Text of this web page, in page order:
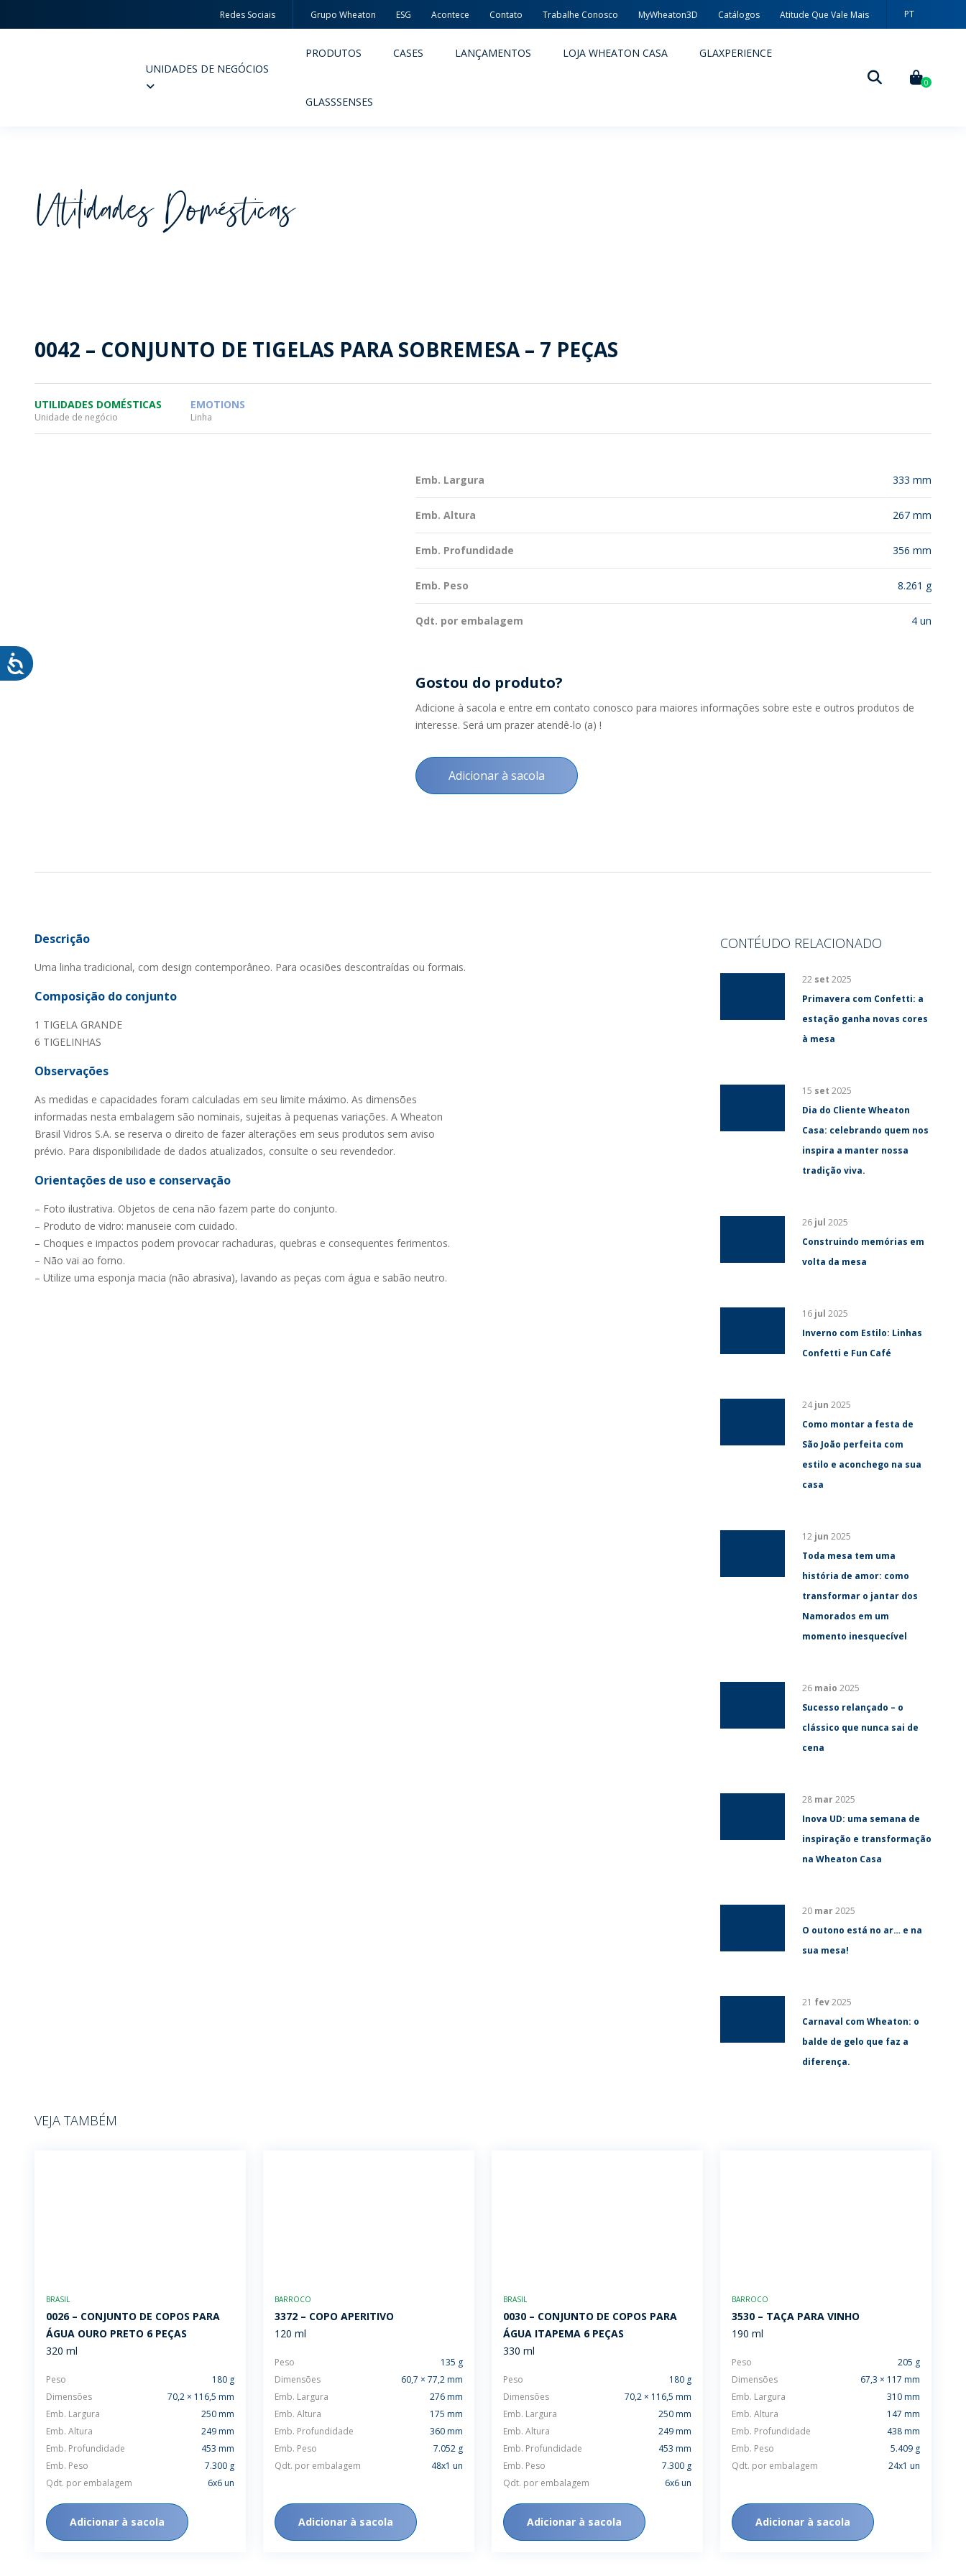
Redes Sociais Grupo Wheaton ESG Acontece Contato Trabalhe Conosco MyWheaton3D Catálogos Atitude Que Vale Mais
PT
UNIDADES DE NEGÓCIOS
MYWHEATON3D
SOLUÇÕES COMPLETAS
MYWHEATON 3D
PRODUTOS CASES LANÇAMENTOS LOJA WHEATON CASA GLAXPERIENCE
GLASSSENSES
0
Utilidades Domésticas
0042 – CONJUNTO DE TIGELAS PARA SOBREMESA – 7 PEÇAS
UTILIDADES DOMÉSTICAS
Unidade de negócio
EMOTIONS
Linha
Emb. Largura 333 mm
Emb. Altura 267 mm
Emb. Profundidade 356 mm
Emb. Peso 8.261 g
Qdt. por embalagem 4 un
Gostou do produto?
Adicione à sacola e entre em contato conosco para maiores informações sobre este e outros produtos de
interesse. Será um prazer atendê-lo (a) !
Adicionar à sacola
Descrição
Uma linha tradicional, com design contemporâneo. Para ocasiões descontraídas ou formais.
Composição do conjunto
1 TIGELA GRANDE
6 TIGELINHAS
Observações
As medidas e capacidades foram calculadas em seu limite máximo. As dimensões
informadas nesta embalagem são nominais, sujeitas à pequenas variações. A Wheaton
Brasil Vidros S.A. se reserva o direito de fazer alterações em seus produtos sem aviso
prévio. Para disponibilidade de dados atualizados, consulte o seu revendedor.
Orientações de uso e conservação
– Foto ilustrativa. Objetos de cena não fazem parte do conjunto.
– Produto de vidro: manuseie com cuidado.
– Choques e impactos podem provocar rachaduras, quebras e consequentes ferimentos.
– Não vai ao forno.
– Utilize uma esponja macia (não abrasiva), lavando as peças com água e sabão neutro.
CONTÉUDO RELACIONADO
22 set 2025
Primavera com Confetti: a
estação ganha novas cores
à mesa
15 set 2025
Dia do Cliente Wheaton
Casa: celebrando quem nos
inspira a manter nossa
tradição viva.
26 jul 2025
Construindo memórias em
volta da mesa
16 jul 2025
Inverno com Estilo: Linhas
Confetti e Fun Café
24jun 2025
Como montar a festa de
São João perfeita com
estilo e aconchego na sua
casa
12 jun 2025
Toda mesa tem uma
história de amor: como
transformar o jantar dos
Namorados em um
momento inesquecível
26 maio 2025
Sucesso relançado – o
clássico que nunca sai de
cena
28 mar2025
Inova UD: uma semana de
inspiração e transformação
na Wheaton Casa
20 mar2025
O outono está no ar… e na
sua mesa!
21 fev2025
Carnaval com Wheaton: o
balde de gelo que faz a
diferença.
VEJA TAMBÉM
BRASIL
0026 – CONJUNTO DE COPOS PARA
ÁGUA OURO PRETO 6 PEÇAS
320 ml
Peso
180 g
Dimensões
70,2 × 116,5 mm
Emb. Largura
250 mm
Emb. Altura
249 mm
Emb. Profundidade
453 mm
Emb. Peso
7.300 g
Qdt. por embalagem
6x6 un
Adicionar à sacola
BARROCO
3372 – COPO APERITIVO
120 ml
Peso
135 g
Dimensões
60,7 × 77,2 mm
Emb. Largura
276 mm
Emb. Altura
175 mm
Emb. Profundidade
360 mm
Emb. Peso
7.052 g
Qdt. por embalagem
48x1 un
Adicionar à sacola
BRASIL
0030 – CONJUNTO DE COPOS PARA
ÁGUA ITAPEMA 6 PEÇAS
330 ml
Peso
180 g
Dimensões
70,2 × 116,5 mm
Emb. Largura
250 mm
Emb. Altura
249 mm
Emb. Profundidade
453 mm
Emb. Peso
7.300 g
Qdt. por embalagem
6x6 un
Adicionar à sacola
BARROCO
3530 – TAÇA PARA VINHO
190 ml
Peso
205 g
Dimensões
67,3 × 117 mm
Emb. Largura
310 mm
Emb. Altura
147 mm
Emb. Profundidade
438 mm
Emb. Peso
5.409 g
Qdt. por embalagem
24x1 un
Adicionar à sacola